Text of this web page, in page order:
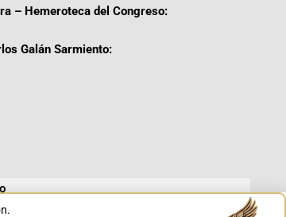
– Hemeroteca del Congreso:
Galán Sarmiento: